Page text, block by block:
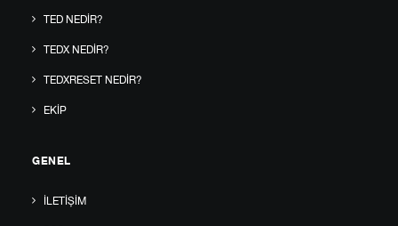
TED NEDIR?
TEDX NEDIR?
TEDXRESET NEDIR?
EKIP
GENEL
İLETIŞIM